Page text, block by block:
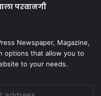
परवानगी
Newspaper, Magazine,
options that allow you to
to your needs.